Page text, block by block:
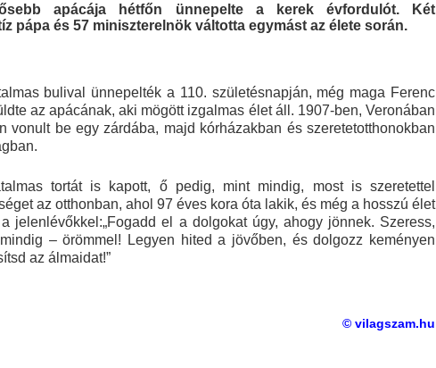
apácája hétfőn ünnepelte a kerek évfordulót. Két
pápa és 57 miniszterelnök váltotta egymást az élete során.
bulival ünnepelték a 110. születésnapján, még maga Ferenc
az apácának, aki mögött izgalmas élet áll. 1907-ben, Veronában
vonult be egy zárdába, majd kórházakban és szeretetotthonokban
tortát is kapott, ő pedig, mint mindig, most is szeretettel
az otthonban, ahol 97 éves kora óta lakik, és még a hosszú élet
jelenlévőkkel:„Fogadd el a dolgokat úgy, ahogy jönnek. Szeress,
– örömmel! Legyen hited a jövőben, és dolgozz keményen
az álmaidat!”
© vilagszam.hu